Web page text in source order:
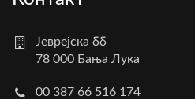
Јеврејска бб
78 000 Бања Лука
00 387 66 516 174